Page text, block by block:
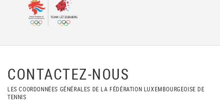
CONTACTEZ-NOUS
LES COORDONNÉES GÉNÉRALES DE LA FÉDÉRATION LUXEMBOURGEOISE DE
TENNIS